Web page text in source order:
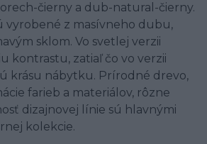
čierny a dub-natural-čierny.
vyrobené z masívneho dubu,
sklom. Vo svetlej verzii
kontrastu, zatiaľ čo vo verzii
krásu nábytku. Prírodné drevo,
farieb a materiálov, rôzne
dizajnovej línie sú hlavnými
kolekcie.